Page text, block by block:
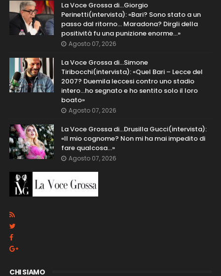
La Voce Grossa di…Giorgio
Perinetti(intervista): «Bari? Sono stato a un
passo dal ritorno... Maradona? Dirgli della
positività fu una punizione enorme…»
Agosto 07, 2026
La Voce Grossa di…Simone
Tiribocchi(intervista): «Quel Bari – Lecce del
2007? Duemila leccesi contro uno stadio
intero...ho segnato e ho sentito solo il loro
boato»
Agosto 07, 2026
La Voce Grossa di…Drusilla Gucci(intervista):
«Il mio cognome? Non mi ha mai impedito di
fare qualcosa…»
Agosto 07, 2026
CHI SIAMO